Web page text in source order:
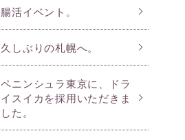
腸活イベント。
久しぶりの札幌へ。
ペニンシュラ東京に、ドラ
イスイカを採用いただきま
した。